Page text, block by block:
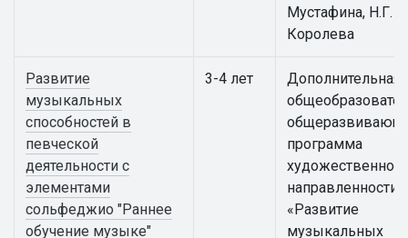
Мустафина, Н.Г.
Королева
Развитие
музыкальных
способностей в
певческой
деятельности с
элементами
сольфеджио "Раннее
обучение музыке"
3-4 лет
Дополнительная
программа
художественной
направленности
«Развитие
музыкальных